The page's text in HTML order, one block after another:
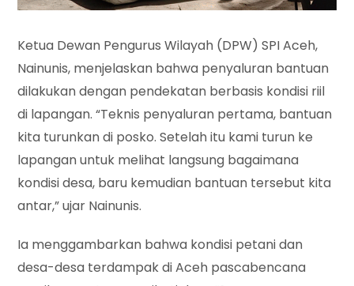
Ketua Dewan Pengurus Wilayah (DPW) SPI Aceh,
Nainunis, menjelaskan bahwa penyaluran bantuan
dilakukan dengan pendekatan berbasis kondisi riil
di lapangan. “Teknis penyaluran pertama, bantuan
kita turunkan di posko. Setelah itu kami turun ke
lapangan untuk melihat langsung bagaimana
kondisi desa, baru kemudian bantuan tersebut kita
antar,” ujar Nainunis.
Ia menggambarkan bahwa kondisi petani dan
desa-desa terdampak di Aceh pascabencana